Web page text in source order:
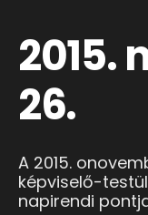
2015.
26.
A 2015.
képviselő-
napirendi